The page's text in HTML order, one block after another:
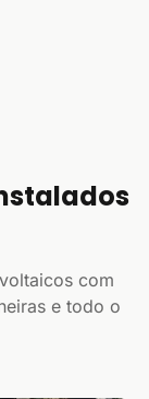
com
e todo o